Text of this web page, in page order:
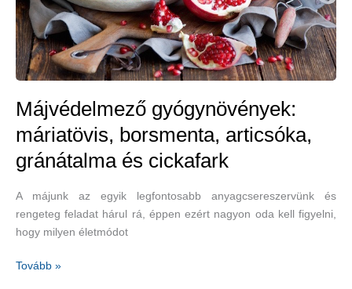
Májvédelmező gyógynövények:
máriatövis, borsmenta, articsóka,
gránátalma és cickafark
A májunk az egyik legfontosabb anyagcsereszervünk és
rengeteg feladat hárul rá, éppen ezért nagyon oda kell figyelni,
hogy milyen életmódot
Májvédelmező
Tovább »